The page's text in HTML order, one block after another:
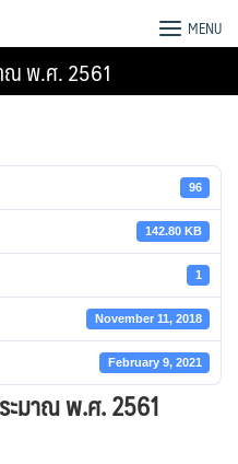
MENU
ณ พ.ศ. 2561
96
142.80 KB
1
November 11, 2018
February 9, 2021
มาณ พ.ศ. 2561